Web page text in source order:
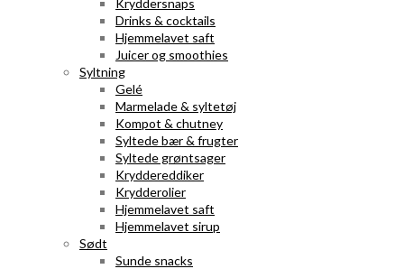
Kryddersnaps
Drinks & cocktails
Hjemmelavet saft
Juicer og smoothies
Syltning
Gelé
Marmelade & syltetøj
Kompot & chutney
Syltede bær & frugter
Syltede grøntsager
Kryddereddiker
Krydderolier
Hjemmelavet saft
Hjemmelavet sirup
Sødt
Sunde snacks